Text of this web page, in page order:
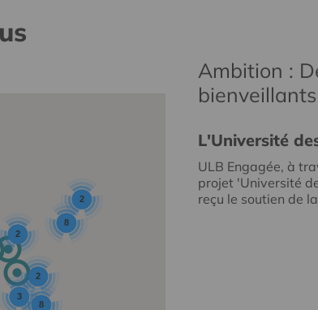
8
2
8
2
2
3
Ambition :
L'Université
ULB Engagée, à
projet 'Université
reçu le soutien de